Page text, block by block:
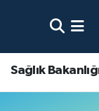
Sağlık